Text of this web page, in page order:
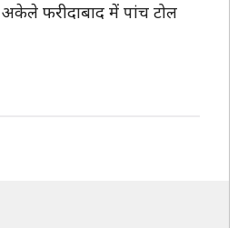
फरीदाबाद में पांच टोल